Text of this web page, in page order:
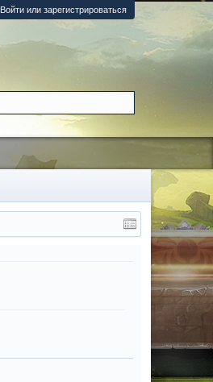
Войти или зарегистрироваться